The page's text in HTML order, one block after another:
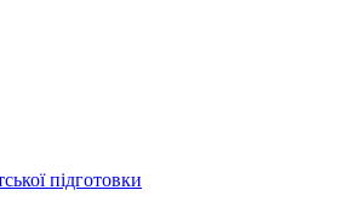
підготовки